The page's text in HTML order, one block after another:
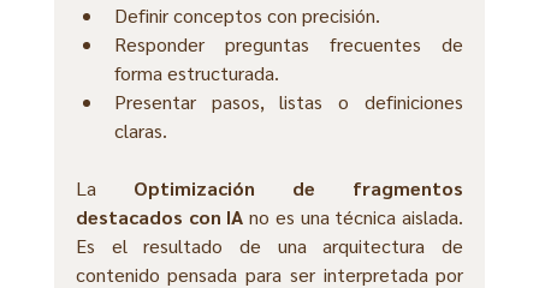
Definir conceptos con precisión.
Responder preguntas frecuentes de
forma estructurada.
Presentar pasos, listas o definiciones
claras.
La Optimización de fragmentos
destacados con IA no es una técnica aislada.
Es el resultado de una arquitectura de
contenido pensada para ser interpretada por